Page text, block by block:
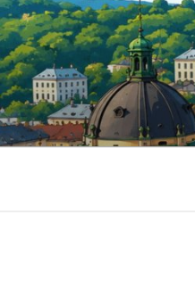
Перейти
до
вмісту